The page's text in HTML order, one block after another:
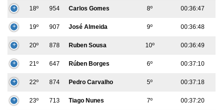
18º 954 Carlos Gomes 8º 00:36:47
19º 907 José Almeida 9º 00:36:48
20º 878 Ruben Sousa 10º 00:36:49
21º 647 Rúben Borges 6º 00:37:10
22º 874 Pedro Carvalho 5º 00:37:18
23º 713 Tiago Nunes 7º 00:37:20